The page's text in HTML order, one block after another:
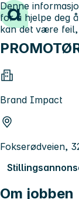
Hopp til innhold
Brand Impact
Fokserødveien,
Om jobben
Denne
for å hjelpe deg
kan det være feil,